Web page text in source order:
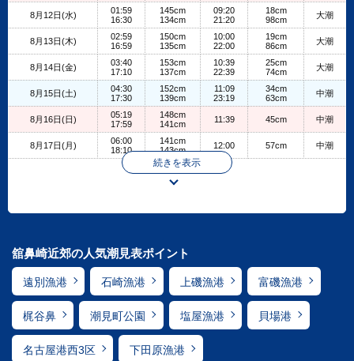
8月12日(水)
01:59
16:30
145cm
134cm
09:20
21:20
18cm
98cm
大潮
8月13日(木)
02:59
16:59
150cm
135cm
10:00
22:00
19cm
86cm
大潮
8月14日(金)
03:40
17:10
153cm
137cm
10:39
22:39
25cm
74cm
大潮
8月15日(土)
04:30
17:30
152cm
139cm
11:09
23:19
34cm
63cm
中潮
8月16日(日)
05:19
17:59
148cm
141cm
11:39 45cm 中潮
8月17日(月)
06:00
18:10
141cm
143cm
12:00 57cm 中潮
続きを表示
舘鼻崎近郊の人気潮見表ポイント
遠別漁港 石崎漁港 上磯漁港 富磯漁港
梶谷鼻 潮見町公園 塩屋漁港 貝場港
名古屋港西3区 下田原漁港